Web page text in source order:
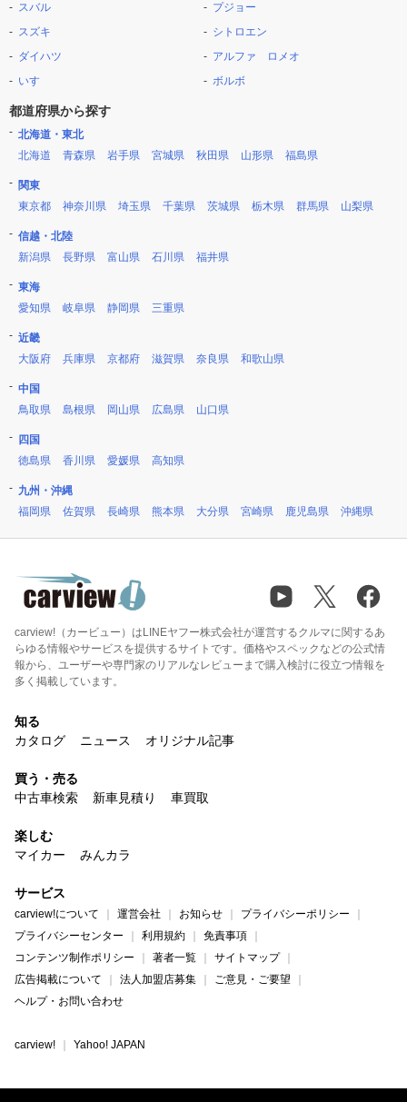
スバル
スズキ
ダイハツ
いすゞ
プジョー
シトロエン
アルファ ロメオ
ボルボ
都道府県から探す
北海道・東北
北海道
青森県 岩手県 宮城県 秋田県 山形県 福島県
関東
東京都
神奈川県 埼玉県 千葉県 茨城県 栃木県 群馬県 山梨県
信越・北陸
新潟県
長野県 富山県 石川県 福井県
東海
愛知県
岐阜県 静岡県 三重県
近畿
大阪府
兵庫県 京都府 滋賀県 奈良県 和歌山県
中国
鳥取県
島根県 岡山県 広島県 山口県
四国
徳島県
香川県 愛媛県 高知県
九州・沖縄
福岡県
佐賀県 長崎県 熊本県 大分県 宮崎県 鹿児島県 沖縄県
carview!（カービュー）はLINEヤフー株式会社が運営するクルマに関するあ
らゆる情報やサービスを提供するサイトです。価格やスペックなどの公式情
報から、ユーザーや専門家のリアルなレビューまで購入検討に役立つ情報を
多く掲載しています。
知る
カタログ
ニュース オリジナル記事
買う・売る
中古車検索
新車見積り 車買取
楽しむ
マイカー
みんカラ
サービス
carview!について 運営会社 お知らせ
プライバシーポリシー
プライバシーセンター
利用規約
免責事項
コンテンツ制作ポリシー
著者一覧
サイトマップ
広告掲載について
法人加盟店募集
ご意見・ご要望
ヘルプ・お問い合わせ
carview! Yahoo! JAPAN